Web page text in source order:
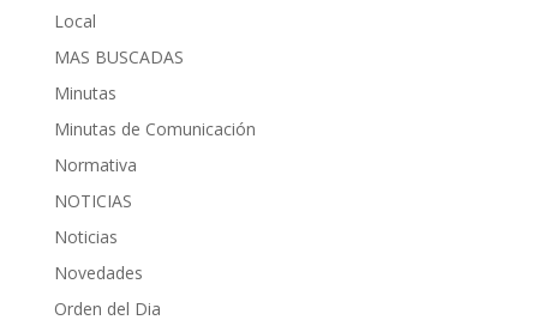
Local
MAS BUSCADAS
Minutas
Minutas de Comunicación
Normativa
NOTICIAS
Noticias
Novedades
Orden del Dia